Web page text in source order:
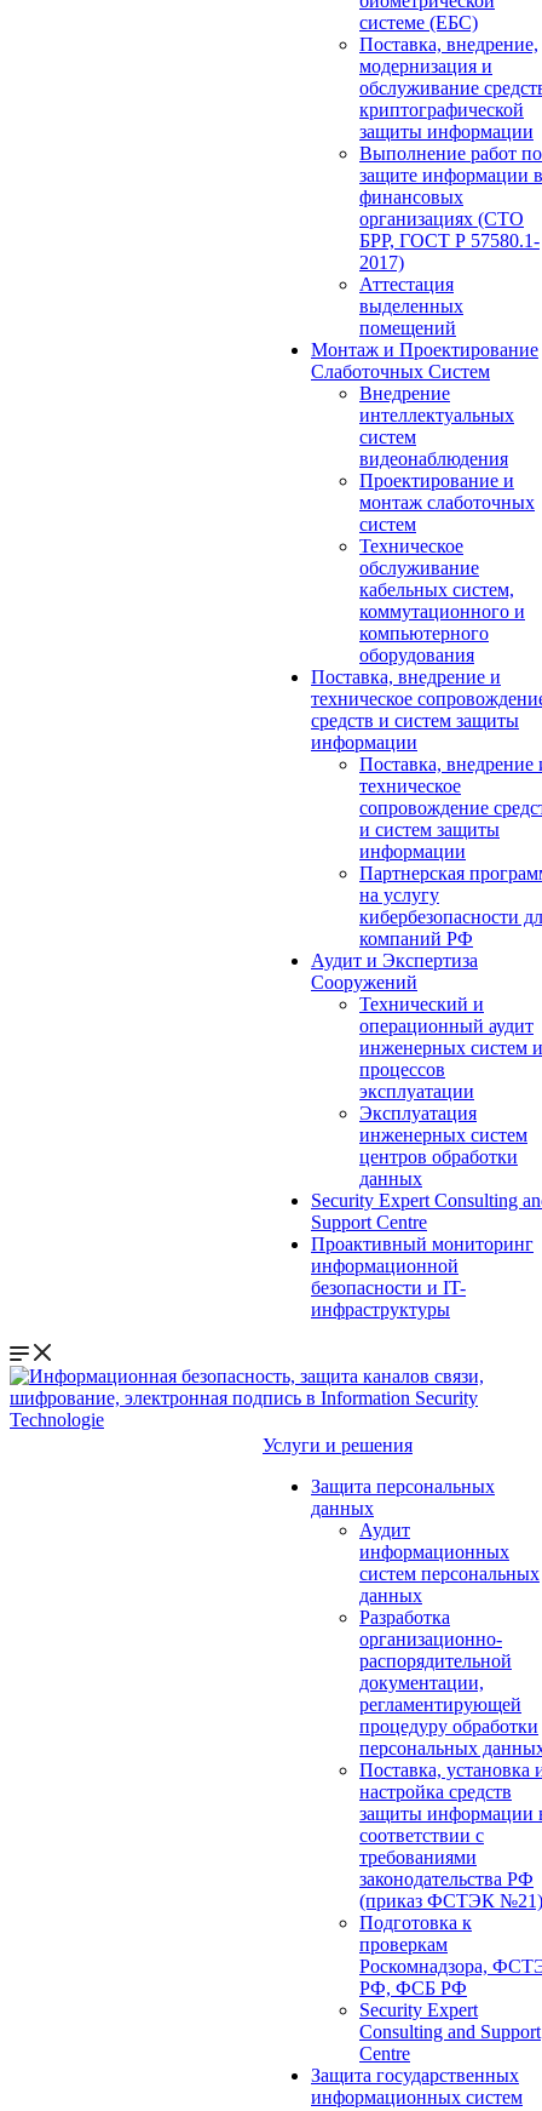
системе (ЕБС)
Поставка, внедрение,
модернизация и
обслуживание
криптографической
защиты информации
Выполнение работ по
защите информации в
финансовых
организациях (СТО
БРР, ГОСТ Р 57580.1-
2017)
Аттестация
выделенных
помещений
Монтаж и Проектирование
Слаботочных Систем
Внедрение
интеллектуальных
систем
видеонаблюдения
Проектирование и
монтаж слаботочных
систем
Техническое
обслуживание
кабельных систем,
коммутационного и
компьютерного
оборудования
Поставка, внедрение и
техническое
средств и систем защиты
информации
Поставка, внедрение
техническое
сопровождение
и систем защиты
информации
Партнерская
на услугу
кибербезопасности
компаний РФ
Аудит и Экспертиза
Сооружений
Технический и
операционный аудит
инженерных систем и
процессов
эксплуатации
Эксплуатация
инженерных систем
центров обработки
данных
Security Expert Consulting
Support Centre
Проактивный мониторинг
информационной
безопасности и IT-
инфраструктуры
Услуги и решения
Защита персональных
данных
Аудит
информационных
систем персональных
данных
Разработка
организационно-
распорядительной
документации,
регламентирующей
процедуру обработки
персональных
Поставка, установка
настройка средств
защиты информации
соответствии с
требованиями
законодательства РФ
(приказ ФСТЭК №21)
Подготовка к
проверкам
Роскомнадзора,
РФ, ФСБ РФ
Security Expert
Consulting and Support
Centre
Защита государственных
информационных систем